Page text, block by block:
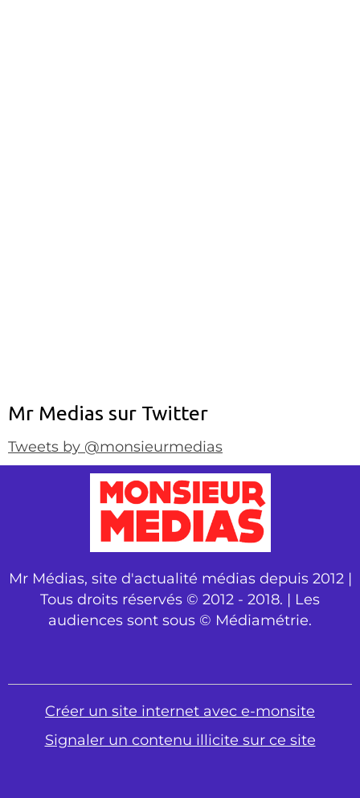
Mr Medias sur Twitter
Tweets by @monsieurmedias
Mr Médias, site d'actualité médias depuis 2012 |
Tous droits réservés © 2012 - 2018. | Les
audiences sont sous © Médiamétrie.
Créer un site internet avec e-monsite
Signaler un contenu illicite sur ce site